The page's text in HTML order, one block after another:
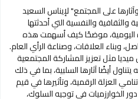
على المجتمع" لإيناس السعيد
والثقافية والنفسية التي أحدثتها
اليومية، موضحًا كيف أسهمت هذه
وبناء العلاقات، وصناعة الرأي العام.
ميديا مثل تعزيز المشاركة المجتمعية
أيضًا آثارها السلبية، بما في ذلك
العزلة الرقمية، وتأثيرها في قيم
الخوارزميات في توجيه السلوك،